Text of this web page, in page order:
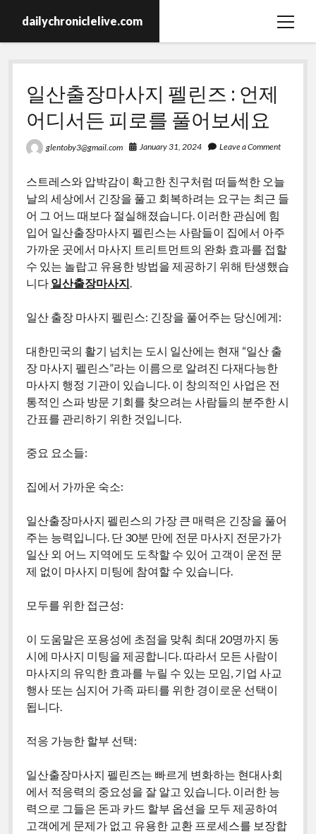
dailychroniclelive.com
open
일산출장마사지 펠린즈 : 언제
어디서든 피로를 풀어보세요
glentoby3@gmail.com January 31, 2024 Leave a Comment
스트레스와 압박감이 확고한 친구처럼 떠들썩한 오늘
날의 세상에서 긴장을 풀고 회복하려는 요구는 최근 들
어 그 어느 때보다 절실해졌습니다. 이러한 관심에 힘
입어 일산출장마사지 펠린스는 사람들이 집에서 아주
가까운 곳에서 마사지 트리트먼트의 완화 효과를 접할
수 있는 놀랍고 유용한 방법을 제공하기 위해 탄생했습
니다 일산출장마사지.
일산 출장 마사지 펠린스: 긴장을 풀어주는 당신에게:
대한민국의 활기 넘치는 도시 일산에는 현재 “일산 출
장 마사지 펠린스”라는 이름으로 알려진 다재다능한
마사지 행정 기관이 있습니다. 이 창의적인 사업은 전
통적인 스파 방문 기회를 찾으려는 사람들의 분주한 시
간표를 관리하기 위한 것입니다.
중요 요소들:
집에서 가까운 숙소:
일산출장마사지 펠린스의 가장 큰 매력은 긴장을 풀어
주는 능력입니다. 단 30분 만에 전문 마사지 전문가가
일산 외 어느 지역에도 도착할 수 있어 고객이 운전 문
제 없이 마사지 미팅에 참여할 수 있습니다.
모두를 위한 접근성:
이 도움말은 포용성에 초점을 맞춰 최대 20명까지 동
시에 마사지 미팅을 제공합니다. 따라서 모든 사람이
마사지의 유익한 효과를 누릴 수 있는 모임, 기업 사교
행사 또는 심지어 가족 파티를 위한 경이로운 선택이
됩니다.
적응 가능한 할부 선택:
일산출장마사지 펠린즈는 빠르게 변화하는 현대사회
에서 적응력의 중요성을 잘 알고 있습니다. 이러한 능
력으로 그들은 돈과 카드 할부 옵션을 모두 제공하여
고객에게 문제가 없고 유용한 교환 프로세스를 보장합